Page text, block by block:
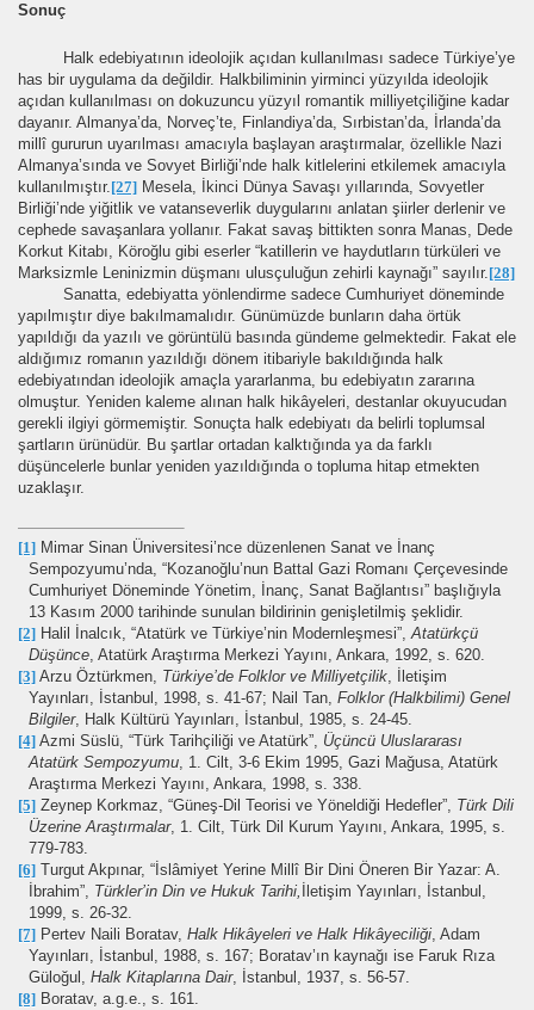
Sonuç
Halk edebiyatının ideolojik açıdan kullanılması sadece Türkiye’ye
has bir uygulama da değildir. Halkbiliminin yirminci yüzyılda ideolojik
açıdan kullanılması on dokuzuncu yüzyıl romantik milliyetçiliğine kadar
dayanır. Almanya’da, Norveç’te, Finlandiya’da, Sırbistan’da, İrlanda’da
millî gururun uyarılması amacıyla başlayan araştırmalar, özellikle Nazi
Almanya’sında ve Sovyet Birliği’nde halk kitlelerini etkilemek amacıyla
kullanılmıştır.[27] Mesela, İkinci Dünya Savaşı yıllarında, Sovyetler
Birliği’nde yiğitlik ve vatanseverlik duygularını anlatan şiirler derlenir ve
cephede savaşanlara yollanır. Fakat savaş bittikten sonra Manas, Dede
Korkut Kitabı, Köroğlu gibi eserler “katillerin ve haydutların türküleri ve
Marksizmle Leninizmin düşmanı ulusçuluğun zehirli kaynağı” sayılır.[28]
Sanatta, edebiyatta yönlendirme sadece Cumhuriyet döneminde
yapılmıştır diye bakılmamalıdır. Günümüzde bunların daha örtük
yapıldığı da yazılı ve görüntülü basında gündeme gelmektedir. Fakat ele
aldığımız romanın yazıldığı dönem itibariyle bakıldığında halk
edebiyatından ideolojik amaçla yararlanma, bu edebiyatın zararına
olmuştur. Yeniden kaleme alınan halk hikâyeleri, destanlar okuyucudan
gerekli ilgiyi görmemiştir. Sonuçta halk edebiyatı da belirli toplumsal
şartların ürünüdür. Bu şartlar ortadan kalktığında ya da farklı
düşüncelerle bunlar yeniden yazıldığında o topluma hitap etmekten
uzaklaşır.
[1] Mimar Sinan Üniversitesi’nce düzenlenen Sanat ve İnanç
Sempozyumu’nda, “Kozanoğlu’nun Battal Gazi Romanı Çerçevesinde
Cumhuriyet Döneminde Yönetim, İnanç, Sanat Bağlantısı” başlığıyla
13 Kasım 2000 tarihinde sunulan bildirinin genişletilmiş şeklidir.
[2] Halil İnalcık, “Atatürk ve Türkiye’nin Modernleşmesi”,Atatürkçü
Düşünce, Atatürk Araştırma Merkezi Yayını, Ankara, 1992, s. 620.
[3] Arzu Öztürkmen, Türkiye’de Folklor ve Milliyetçilik, İletişim
Yayınları, İstanbul, 1998, s. 41-67; Nail Tan,Folklor (Halkbilimi) Genel
Bilgiler, Halk Kültürü Yayınları, İstanbul, 1985, s. 24-45.
[4] Azmi Süslü, “Türk Tarihçiliği ve Atatürk”, Üçüncü Uluslararası
Atatürk Sempozyumu, 1. Cilt, 3-6 Ekim 1995, Gazi Mağusa, Atatürk
Araştırma Merkezi Yayını, Ankara, 1998, s. 338.
[5] Zeynep Korkmaz, “Güneş-Dil Teorisi ve Yöneldiği Hedefler”, Türk Dili
Üzerine Araştırmalar, 1. Cilt, Türk Dil Kurum Yayını, Ankara, 1995, s.
779-783.
[6] Turgut Akpınar, “İslâmiyet Yerine Millî Bir Dini Öneren Bir Yazar: A.
İbrahim”, Türkler’in Din ve Hukuk Tarihi, İletişim Yayınları, İstanbul,
1999, s. 26-32.
[7] Pertev Naili Boratav, Halk Hikâyeleri ve Halk Hikâyeciliği, Adam
Yayınları, İstanbul, 1988, s. 167; Boratav’ın kaynağı ise Faruk Rıza
Güloğul,Halk Kitaplarına Dair, İstanbul, 1937, s. 56-57.
[8] Boratav, a.g.e., s. 161.